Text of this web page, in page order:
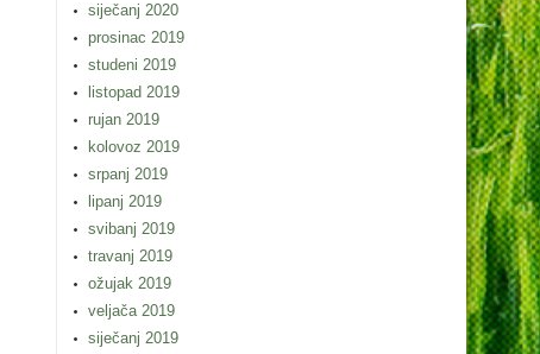
siječanj 2020
prosinac 2019
studeni 2019
listopad 2019
rujan 2019
kolovoz 2019
srpanj 2019
lipanj 2019
svibanj 2019
travanj 2019
ožujak 2019
veljača 2019
siječanj 2019